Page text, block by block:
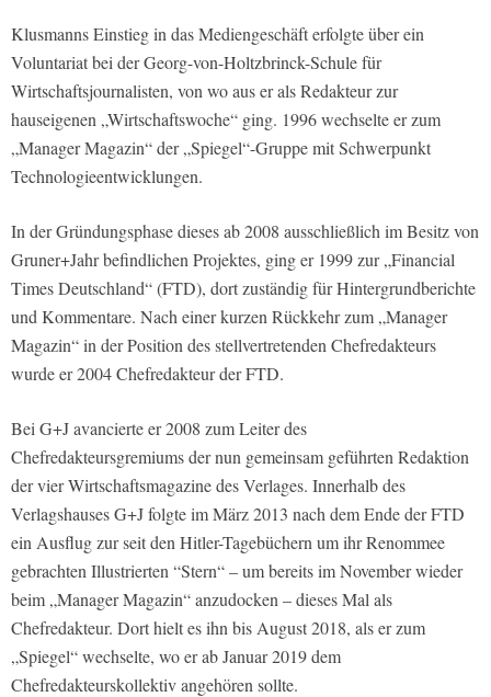
Klusmanns Einstieg in das Mediengeschäft erfolgte über ein
Voluntariat bei der Georg-von-Holtzbrinck-Schule für
Wirtschaftsjournalisten, von wo aus er als Redakteur zur
hauseigenen „Wirtschaftswoche“ ging. 1996 wechselte er zum
„Manager Magazin“ der „Spiegel“-Gruppe mit Schwerpunkt
Technologieentwicklungen.
In der Gründungsphase dieses ab 2008 ausschließlich im Besitz von
Gruner+Jahr befindlichen Projektes, ging er 1999 zur „Financial
Times Deutschland“ (FTD), dort zuständig für Hintergrundberichte
und Kommentare. Nach einer kurzen Rückkehr zum „Manager
Magazin“ in der Position des stellvertretenden Chefredakteurs
wurde er 2004 Chefredakteur der FTD.
Bei G+J avancierte er 2008 zum Leiter des
Chefredakteursgremiums der nun gemeinsam geführten Redaktion
der vier Wirtschaftsmagazine des Verlages. Innerhalb des
Verlagshauses G+J folgte im März 2013 nach dem Ende der FTD
ein Ausflug zur seit den Hitler-Tagebüchern um ihr Renommee
gebrachten Illustrierten “Stern“ – um bereits im November wieder
beim „Manager Magazin“ anzudocken – dieses Mal als
Chefredakteur. Dort hielt es ihn bis August 2018, als er zum
„Spiegel“ wechselte, wo er ab Januar 2019 dem
Chefredakteurskollektiv angehören sollte.